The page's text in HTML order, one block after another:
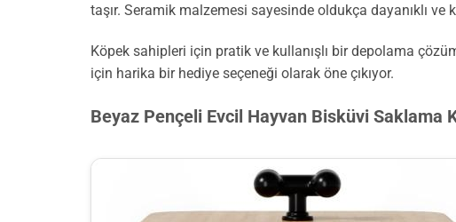
taşır. Seramik malzemesi sayesinde oldukça dayanıklı ve
Köpek sahipleri için pratik ve kullanışlı bir depolama
için harika bir hediye seçeneği olarak öne çıkıyor.
Beyaz Pençeli Evcil Hayvan Bisküvi Saklama